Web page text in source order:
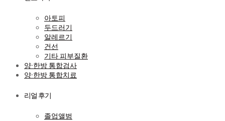
아토피
두드러기
알레르기
건선
기타 피부질환
양·한방 통합검사
양·한방 통합치료
리얼 후기
졸업앨범